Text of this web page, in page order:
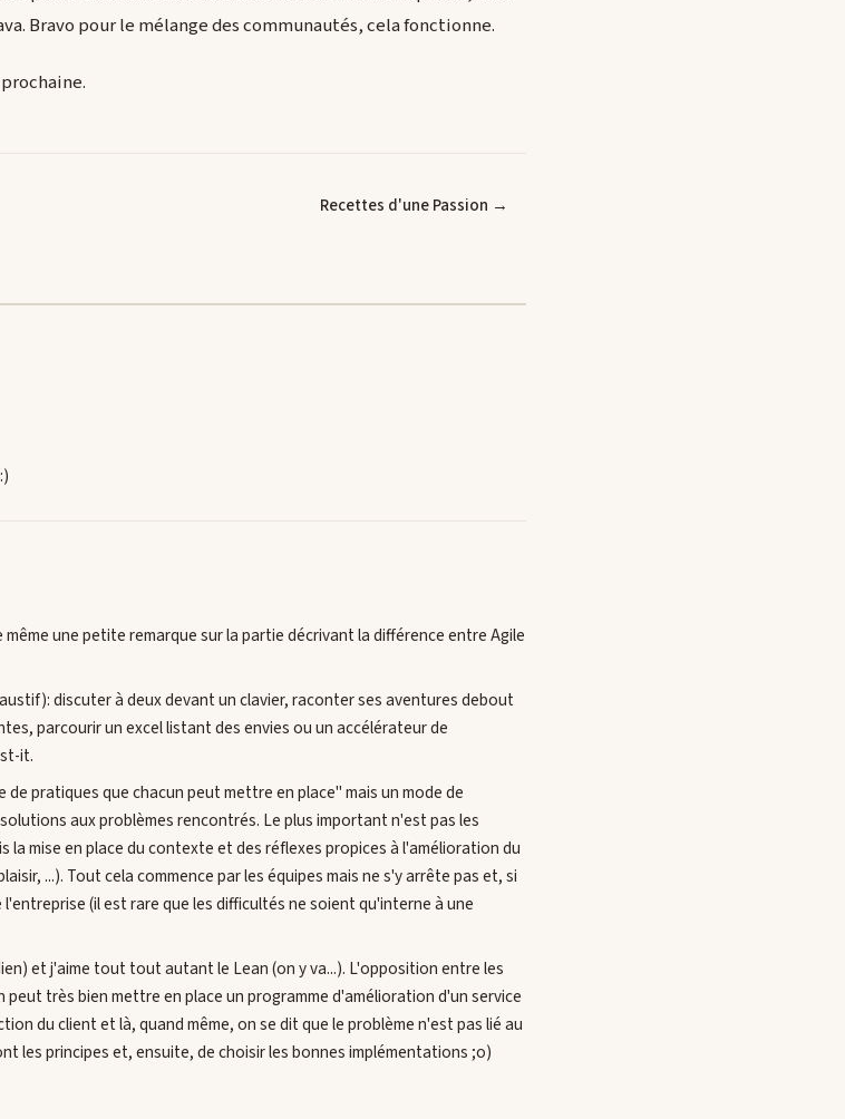
Bravo pour le mélange des communautés, cela fonctionne.
Recettes d'une Passion →
une petite remarque sur la partie décrivant la différence entre Agile
discuter à deux devant un clavier, raconter ses aventures debout
parcourir un excel listant des envies ou un accélérateur de
it.
pratiques que chacun peut mettre en place" mais un mode de
aux problèmes rencontrés. Le plus important n'est pas les
mise en place du contexte et des réflexes propices à l'amélioration du
...). Tout cela commence par les équipes mais ne s'y arrête pas et, si
(il est rare que les difficultés ne soient qu'interne à une
et j'aime tout tout autant le Lean (on y va...). L'opposition entre les
très bien mettre en place un programme d'amélioration d'un service
du client et là, quand même, on se dit que le problème n'est pas lié au
les principes et, ensuite, de choisir les bonnes implémentations ;o)